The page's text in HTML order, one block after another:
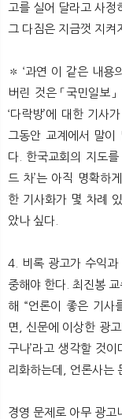
고를 실어 달라고 사정
그 다짐은 지금껏 지켜
✽ ‘과연 이 같은 내용
버린 것은 「국민일보
‘다락방’에 대한 기사
그동안 교계에서 말이
다. 한국교회의 지도를
드 차’는 아직 명확하
한 기사화가 몇 차례
았나 싶다.
4. 비록 광고가 수익과
중해야 한다. 최진봉 교
해 “언론이 좋은 기사
면, 신문에 이상한 광
구나’라고 생각할 것
리화하는데, 언론사는
경영 문제로 아무 광고